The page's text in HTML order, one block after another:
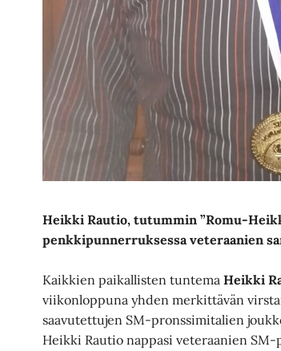
Heikki Rautio, tutummin ”Romu-
penkkipunnerruksessa veteraanien
Kaikkien paikallisten tuntemaHeikki
viikonloppuna yhden merkittävän
saavutettujen SM-pronssimitalien
Heikki Rautio nappasi veteraanien